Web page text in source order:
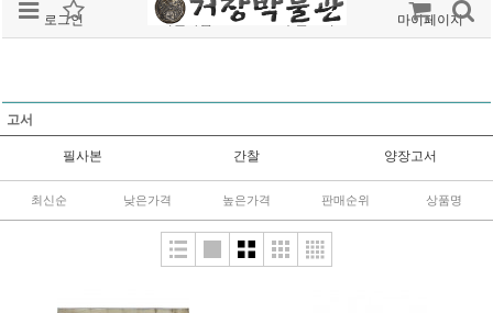
로그인 회원가입 주문조회 마이페이지
고서
필사본 간찰 양장고서
최신순 낮은가격 높은가격 판매순위 상품명